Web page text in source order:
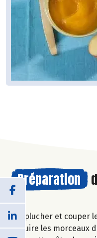
Préparation
Eplucher et couper
Cuire les morceaux